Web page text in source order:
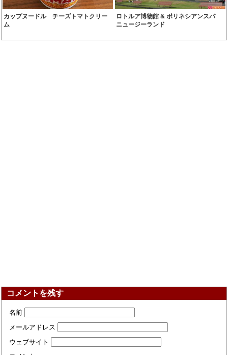
カップヌードル チーズトマトクリー
ム
ロトルア博物館 & ポリネシアンスパ
ニュージーランド
コメントを残す
名前
メールアドレス
ウェブサイト